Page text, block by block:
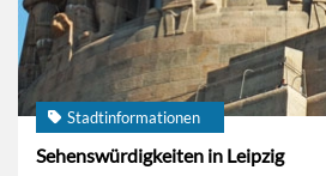
Stadtinformationen
Sehenswürdigkeiten in Leipzig